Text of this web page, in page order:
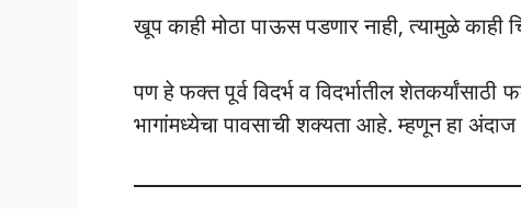
खूप काही मोठा पाऊस पडणार नाही, त्यामुळे काही
पण हे फक्त पूर्व विदर्भ व विदर्भातील
भागांमध्येचा पावसाची शक्यता आहे. म्हणून हा अंदाज